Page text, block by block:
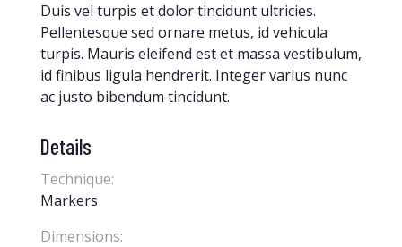
Duis vel turpis et dolor tincidunt ultricies.
Pellentesque sed ornare metus, id vehicula
turpis. Mauris eleifend est et massa vestibulum,
id finibus ligula hendrerit. Integer varius nunc
ac justo bibendum tincidunt.
Details
Technique:
Markers
Dimensions: